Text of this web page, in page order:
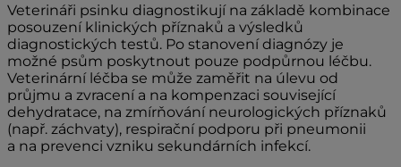
Veterináři psinku diagnostikují na základě kombinace
posouzení klinických příznaků a výsledků
diagnostických testů. Po stanovení diagnózy je
možné psům poskytnout pouze podpůrnou léčbu.
Veterinární léčba se může zaměřit na úlevu od
průjmu a zvracení a na kompenzaci související
dehydratace, na zmírňování neurologických příznaků
(např. záchvaty), respirační podporu při pneumonii
a na prevenci vzniku sekundárních infekcí.